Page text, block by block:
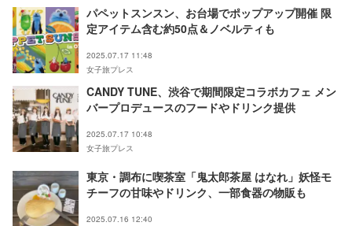
パペットスンスン、お台場でポップアップ開催 限
定アイテム含む約50点＆ノベルティも
2025.07.17 11:48
女子旅プレス
CANDY TUNE、渋谷で期間限定コラボカフェ メン
バープロデュースのフードやドリンク提供
2025.07.17 10:48
女子旅プレス
東京・調布に喫茶室「鬼太郎茶屋 はなれ」妖怪モ
チーフの甘味やドリンク、一部食器の物販も
2025.07.16 12:40